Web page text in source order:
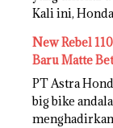
Kali ini,
New Rebel
Baru Matte
PT Astra
big bike